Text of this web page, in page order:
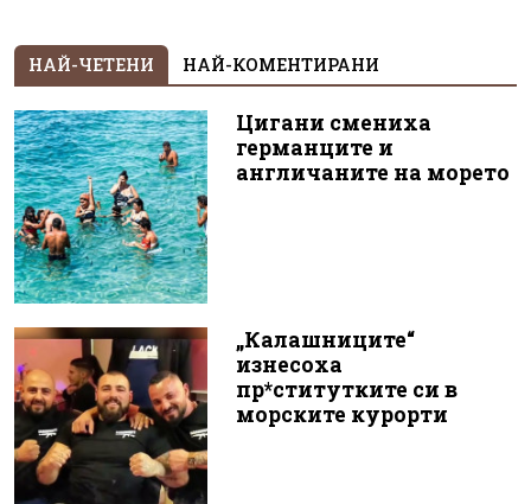
НАЙ-ЧЕТЕНИ НАЙ-КОМЕНТИРАНИ
Цигани смениха
германците и
англичаните на морето
„Калашниците“
изнесоха
пр*ститутките си в
морските курорти